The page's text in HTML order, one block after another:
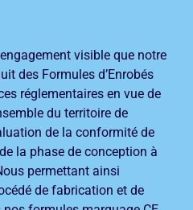
visible que notre
des Formules d’Enrobés
réglementaires en vue de
du territoire de
de la conformité de
la phase de conception à
permettant ainsi
de fabrication et de